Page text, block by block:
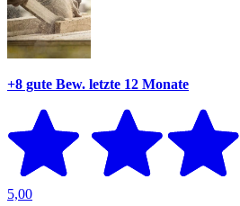
+8 gute Bew. letzte 12 Monate
5,00